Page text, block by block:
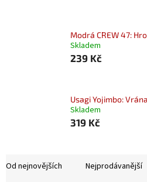
Modrá CREW 47:
Skladem
239 Kč
Usagi Yojimbo: Vrána
Skladem
319 Kč
Od nejnovějších Nejprodávanější